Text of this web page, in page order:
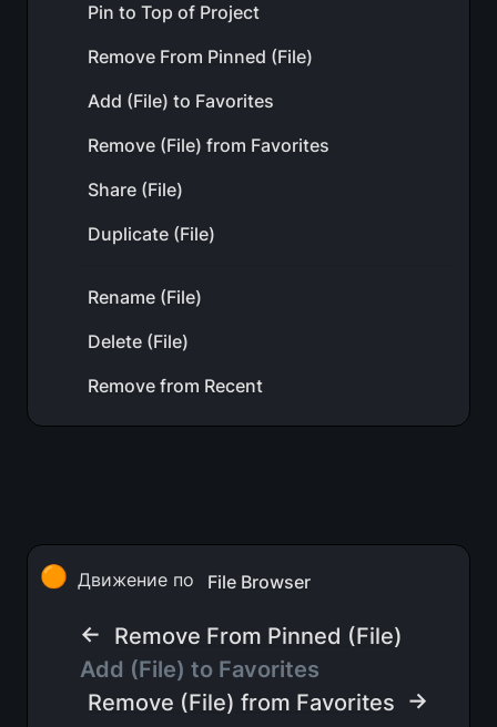
Pin to Top of Project
Remove From Pinned (File)
Add (File) to Favorites
Remove (File) from Favorites
Share (File)
Duplicate (File)
Rename (File)
Delete (File)
Remove from Recent
🟠 Движение по File Browser
←
Remove From Pinned (File)
Add (File) to Favorites
Remove (File) from Favorites →